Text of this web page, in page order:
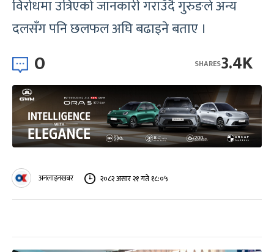
विरोधमा उत्रिएको जानकारी गराउँदै गुरुङले अन्य
दलसँग पनि छलफल अघि बढाइने बताए ।
0 3.4K
SHARES
अनलाइनखबर २०८२ असार २१ गते १८:०५